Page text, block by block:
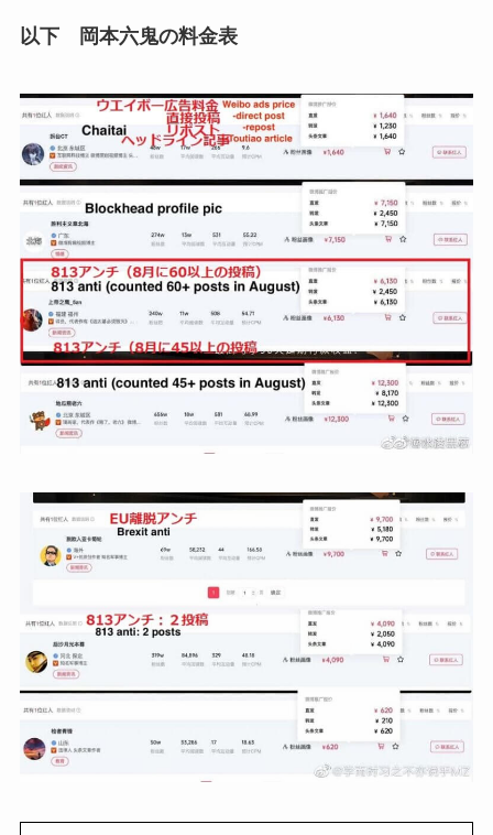
以下 岡本六鬼の料金表